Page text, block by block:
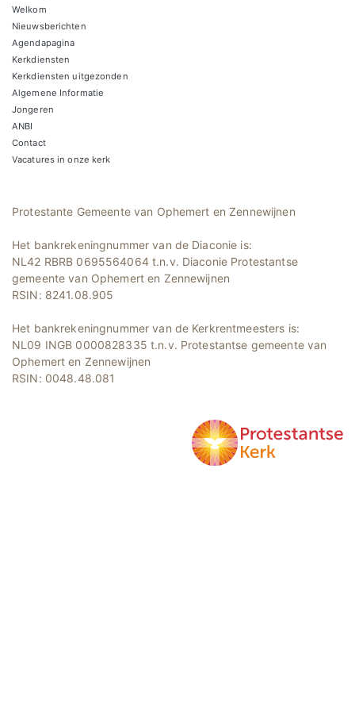
Welkom
Nieuwsberichten
Agendapagina
Kerkdiensten
Kerkdiensten uitgezonden
Algemene Informatie
Jongeren
ANBI
Contact
Vacatures in onze kerk
Protestante Gemeente van Ophemert en Zennewijnen
Het bankrekeningnummer van de Diaconie is:
NL42 RBRB 0695564064 t.n.v. Diaconie Protestantse
gemeente van Ophemert en Zennewijnen
RSIN: 8241.08.905
Het bankrekeningnummer van de Kerkrentmeesters is:
NL09 INGB 0000828335 t.n.v. Protestantse gemeente van
Ophemert en Zennewijnen
RSIN: 0048.48.081